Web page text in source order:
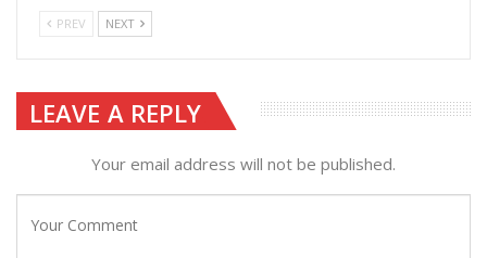
PREV NEXT
LEAVE A REPLY
Your email address will not be published.